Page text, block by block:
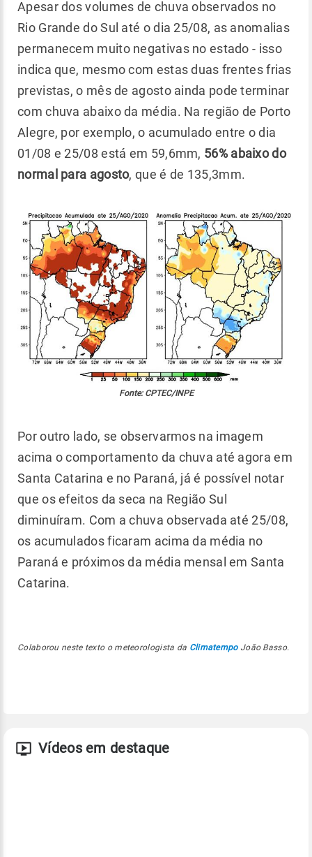
Apesar dos volumes de chuva observados no
Rio Grande do Sul até o dia 25/08, as anomalias
permanecem muito negativas no estado - isso
indica que, mesmo com estas duas frentes frias
previstas, o mês de agosto ainda pode terminar
com chuva abaixo da média. Na região de Porto
Alegre, por exemplo, o acumulado entre o dia
01/08 e 25/08 está em 59,6mm, 56% abaixo do
normal para agosto, que é de 135,3mm.
Fonte: CPTEC/INPE
Por outro lado, se observarmos na imagem
acima o comportamento da chuva até agora em
Santa Catarina e no Paraná, já é possível notar
que os efeitos da seca na Região Sul
diminuíram. Com a chuva observada até 25/08,
os acumulados ficaram acima da média no
Paraná e próximos da média mensal em Santa
Catarina.
Colaborou neste texto o meteorologista da ClimatempoJoão Basso.
Vídeos em destaque